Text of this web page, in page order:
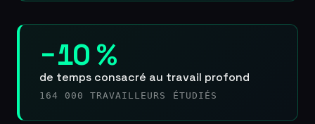
−10 %
de temps consacré au travail profond
164 000 TRAVAILLEURS ÉTUDIÉS